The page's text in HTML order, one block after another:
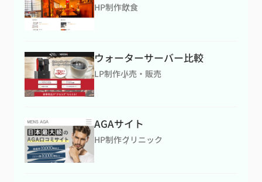
HP制作飲食
ウォーターサーバー比較
LP制作小売・販売
AGAサイト
HP制作クリニック